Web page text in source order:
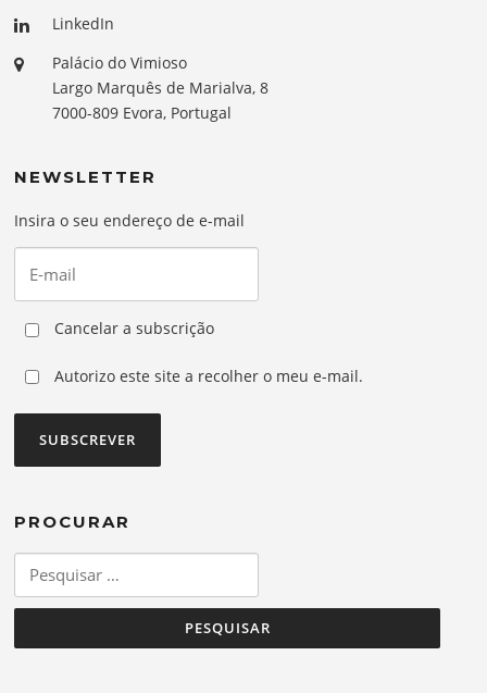
LinkedIn
Palácio do Vimioso
Largo Marquês de Marialva, 8
7000-809 Evora, Portugal
NEWSLETTER
Insira o seu endereço de e-mail
Cancelar a subscrição
Autorizo este site a recolher o meu e-mail.
PROCURAR